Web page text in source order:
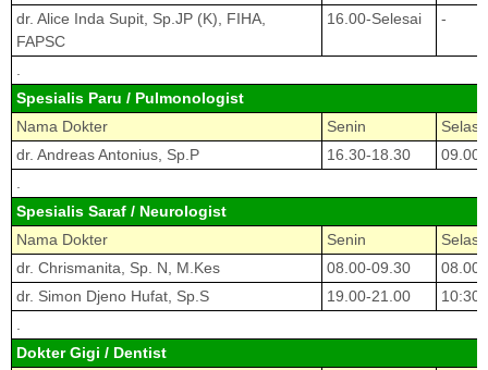
dr. Alice Inda Supit, Sp.JP (K), FIHA,
FAPSC
16.00-Selesai -
Spesialis Paru / Pulmonologist
Nama Dokter
Senin
Selasa
dr. Andreas Antonius, Sp.P
16.30-18.30
Spesialis Saraf / Neurologist
Nama Dokter
Senin
Selasa
dr. Chrismanita, Sp. N, M.Kes
08.00-09.30
dr. Simon Djeno Hufat, Sp.S
19.00-21.00
Dokter Gigi / Dentist